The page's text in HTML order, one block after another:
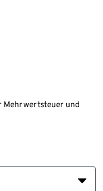
Mehrwertsteuer und